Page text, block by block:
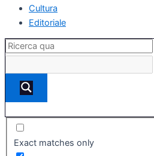
Cultura
Editoriale
Exact matches only